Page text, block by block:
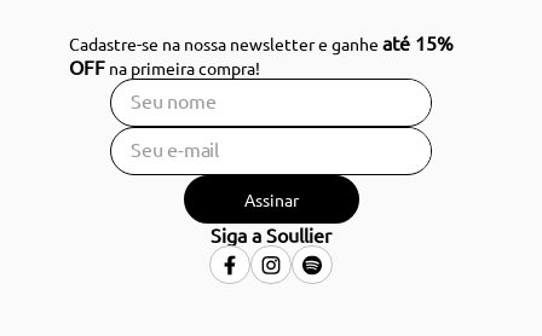
Cadastre-se na nossa newsletter e ganheaté 15%
OFF na primeira compra!
Assinar
Siga a Soullier